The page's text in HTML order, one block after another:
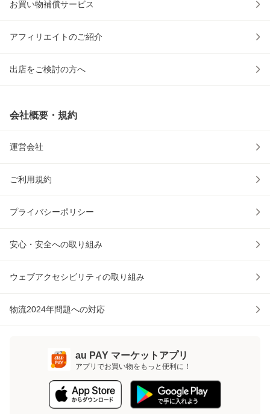
お買い物補償サービス
アフィリエイトのご紹介
出店をご検討の方へ
会社概要・規約
運営会社
ご利用規約
プライバシーポリシー
安心・安全への取り組み
ウェブアクセシビリティの取り組み
物流2024年問題への対応
au PAY マーケットアプリ
アプリでお買い物をもっと便利に！